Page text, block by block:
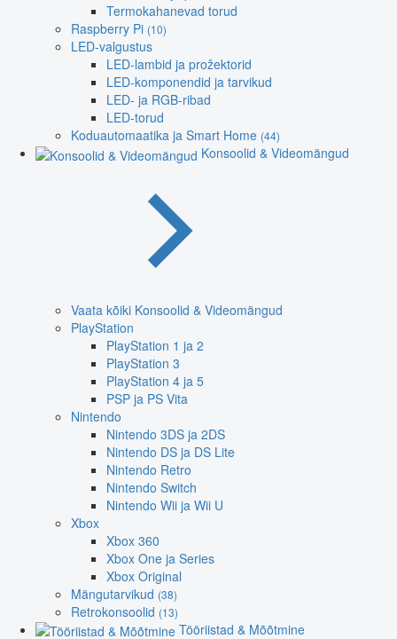
Termokahanevad torud
Raspberry Pi (10)
LED-valgustus
LED-lambid ja prožektorid
LED-komponendid ja tarvikud
LED- ja RGB-ribad
LED-torud
Koduautomaatika ja Smart Home (44)
Konsoolid & Videomängud
Vaata kõiki Konsoolid & Videomängud
PlayStation
PlayStation 1 ja 2
PlayStation 3
PlayStation 4 ja 5
PSP ja PS Vita
Nintendo
Nintendo 3DS ja 2DS
Nintendo DS ja DS Lite
Nintendo Retro
Nintendo Switch
Nintendo Wii ja Wii U
Xbox
Xbox 360
Xbox One ja Series
Xbox Original
Mängutarvikud (38)
Retrokonsoolid (13)
Tööriistad & Mõõtmine